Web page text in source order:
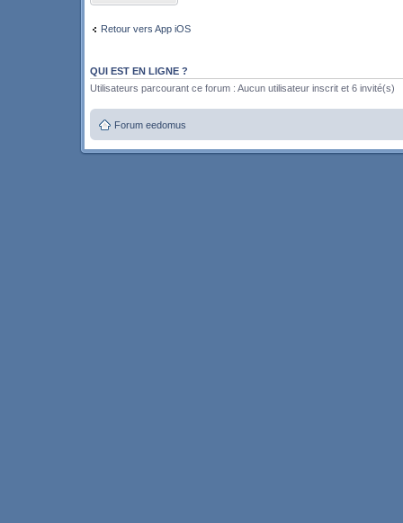
Retour vers App iOS
QUI EST EN LIGNE ?
Utilisateurs parcourant ce forum : Aucun utilisateur inscrit et 6 invité(s)
Forum eedomus